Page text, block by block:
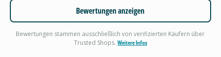
Bewertungen anzeigen
Bewertungen stammen ausschließlich von verifizierten Käufern über
Trusted Shops. Weitere Infos